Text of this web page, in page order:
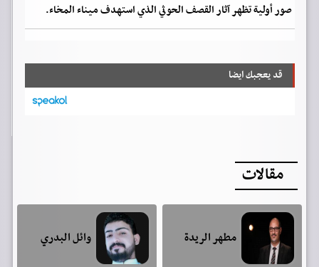
صور أولية تظهر آثار القصف الحوثي الذي استهدف ميناء المخاء.
قد يعجبك ايضا
مقالات
مطهر الريدة وائل البدري